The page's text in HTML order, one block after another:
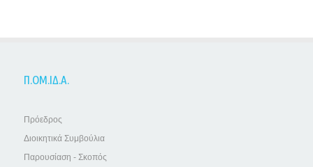
Π.ΟΜ.ΙΔ.Α.
Πρόεδρος
Διοικητικά Συμβούλια
Παρουσίαση - Σκοπός